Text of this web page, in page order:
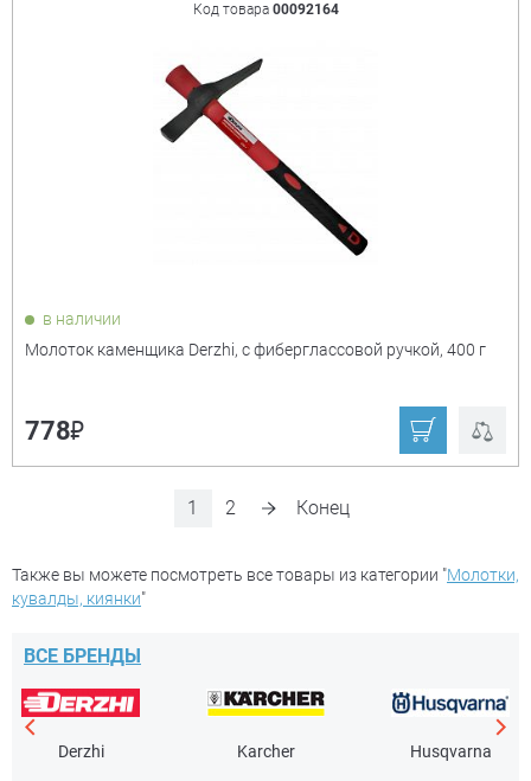
Код товара 00092164
в наличии
Молоток каменщика Derzhi, с фиберглассовой ручкой, 400 г
778₽
1 2 Конец
Также вы можете посмотреть все товары из категории "Молотки,
кувалды, киянки"
ВСЕ БРЕНДЫ
Derzhi Karcher Husqvarna